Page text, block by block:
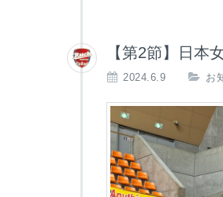
【第2節】日本
2024.6.9 お